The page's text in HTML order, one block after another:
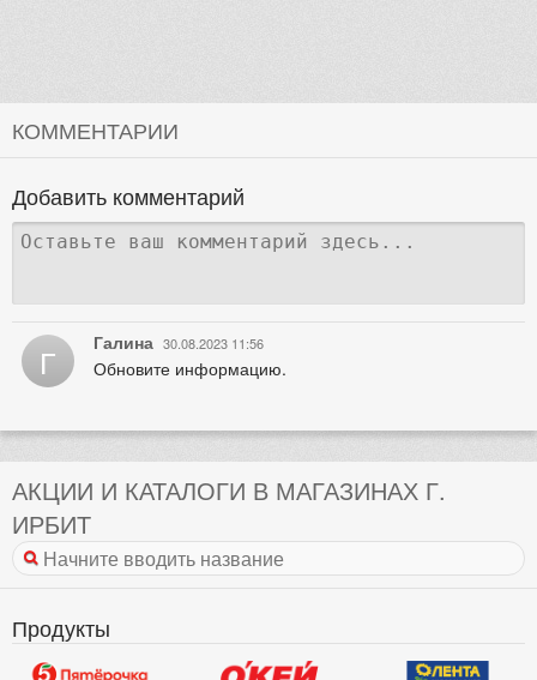
КОММЕНТАРИИ
Добавить комментарий
Г Галина 30.08.2023 11:56
Обновите информацию.
АКЦИИ И КАТАЛОГИ В МАГАЗИНАХ Г.
ИРБИТ
Продукты